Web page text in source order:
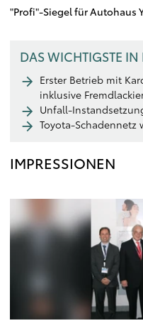
"Profi"-Siegel für Autohaus
DAS WICHTIGSTE IN
Erster Betrieb mit
inklusive
Unfall-
Toyota-Schadennetz
IMPRESSIONEN